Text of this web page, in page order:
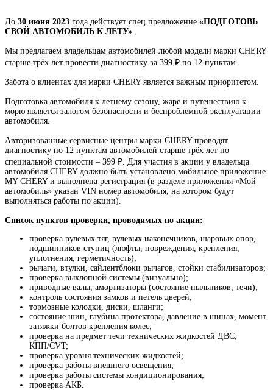
До 30 июня 2023 года действует спец предложение «ПОДГОТОВЬ
СВОЙ АВТОМОБИЛЬ К ЛЕТУ»
Мы предлагаем владельцам автомобилей любой модели марки CHERY
старше трёх лет провести диагностику за 399 ₽ по 12 пунктам.
Забота о клиентах для марки CHERY является важным приоритетом.
Подготовка автомобиля к летнему сезону, жаре и путешествию к
морю является залогом безопасности и беспроблемной эксплуатации
автомобиля.
Авторизованные сервисные центры марки CHERY проводят
диагностику по 12 пунктам автомобилей старше трёх лет по
специальной стоимости – 399 ₽. Для участия в акции у владельца
автомобиля CHERY должно быть установлено мобильное приложение
MY CHERY и выполнена регистрация (в разделе приложения «Мой
автомобиль» указан VIN номер автомобиля, на котором будут
выполняться работы по акции).
Список пунктов проверки, проводимых по акции:
проверка рулевых тяг, рулевых наконечников, шаровых опор,
подшипников ступиц (люфты, повреждения, крепления,
уплотнения, герметичность);
рычаги, втулки, сайлентблоки рычагов, стойки стабилизаторов;
проверка выхлопной системы (визуально);
приводные валы, амортизаторы (состояние пыльников, течи);
контроль состояния замков и петель дверей;
тормозные колодки, диски, шланги;
состояние шин, глубина протектора, давление в шинах, момент
затяжки болтов крепления колес;
проверка на предмет течи технических жидкостей ДВС,
КПП/CVT;
проверка уровня технических жидкостей;
проверка работы внешнего освещения;
проверка работы системы кондиционирования;
проверка АКБ.